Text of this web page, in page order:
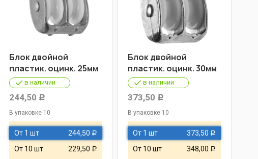
Блок двойной
пластик. оцинк. 25мм
в наличии
244,50 Р
В упаковке 10
От 1 шт 244,50 Р
От 10 шт 229,50 Р
Блок двойной
пластик. оцинк. 30мм
в наличии
373,50 Р
В упаковке 10
От 1 шт 373,50 Р
От 10 шт 348,00 Р